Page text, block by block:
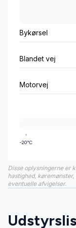
Bykørsel
Blandet vej
Motorvej
-20°C
Disse oplysningerne er
hastighed,
eventuelle afvigelser.